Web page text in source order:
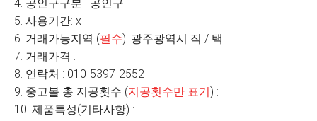
4. 공인구구분 : 공인구
5. 사용기간: x
6. 거래가능지역 (필수): 광주광역시 직 / 택
7. 거래가격 :
8. 연락처 : 010-5397-2552
9. 중고볼 총 지공횟수 (지공횟수만 표기) :
10. 제품특성(기타사항) :